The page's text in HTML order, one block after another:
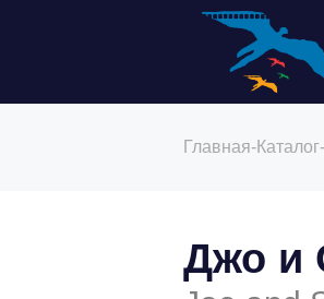
Главная-Каталог-
Джо и